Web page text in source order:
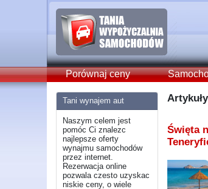
Porównaj ceny
Tani wynajem aut
Naszym celem jest
pomóc Ci znalezc
najlepsze oferty
wynajmu samochodów
przez internet.
Rezerwacja online
pozwala czesto uzyskac
niskie ceny, o wiele
Święta